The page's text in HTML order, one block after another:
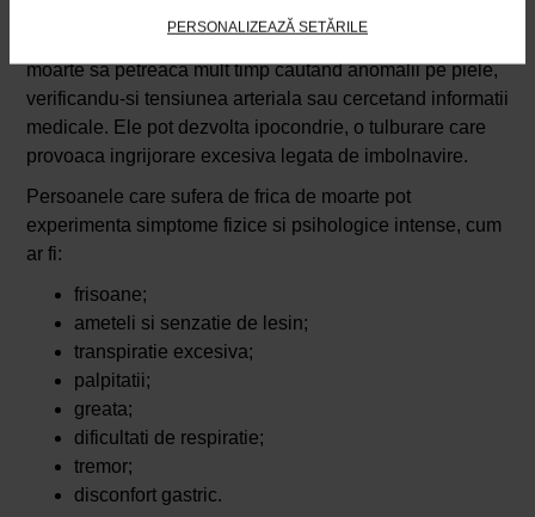
PERSONALIZEAZĂ SETĂRILE
sanatatea dumneavoastra, verificand constant semnele
de boala. Nu este neobisnuit ca persoanele cu frica de
moarte sa petreaca mult timp cautand anomalii pe piele,
verificandu-si tensiunea arteriala sau cercetand informatii
medicale. Ele pot dezvolta ipocondrie, o tulburare care
provoaca ingrijorare excesiva legata de imbolnavire.
Persoanele care sufera de frica de moarte pot
experimenta simptome fizice si psihologice intense, cum
ar fi:
frisoane;
ameteli si senzatie de lesin;
transpiratie excesiva;
palpitatii;
greata;
dificultati de respiratie;
tremor;
disconfort gastric.